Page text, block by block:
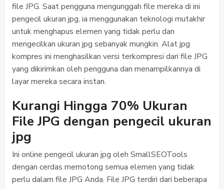
file JPG. Saat pengguna mengunggah file mereka di ini
pengecil ukuran jpg, ia menggunakan teknologi mutakhir
untuk menghapus elemen yang tidak perlu dan
mengecilkan ukuran jpg sebanyak mungkin. Alat jpg
kompres ini menghasilkan versi terkompresi dari file JPG
yang dikirimkan oleh pengguna dan menampilkannya di
layar mereka secara instan.
Kurangi Hingga 70% Ukuran
File JPG dengan pengecil ukuran
jpg
Ini online pengecil ukuran jpg oleh SmallSEOTools
dengan cerdas memotong semua elemen yang tidak
perlu dalam file JPG Anda. File JPG terdiri dari beberapa